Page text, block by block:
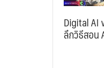
Digital AI
ลึกวิธีสอน